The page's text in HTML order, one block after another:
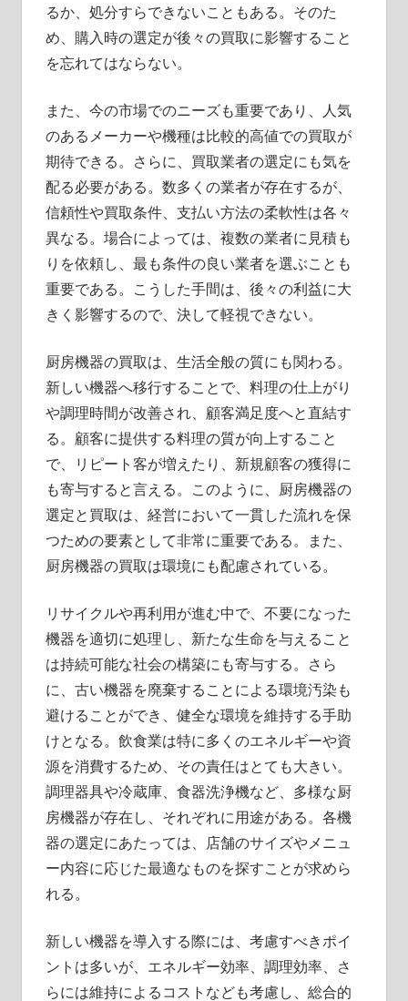
るか、処分すらできないこともある。そのた
め、購入時の選定が後々の買取に影響すること
を忘れてはならない。
また、今の市場でのニーズも重要であり、人気
のあるメーカーや機種は比較的高値での買取が
期待できる。さらに、買取業者の選定にも気を
配る必要がある。数多くの業者が存在するが、
信頼性や買取条件、支払い方法の柔軟性は各々
異なる。場合によっては、複数の業者に見積も
りを依頼し、最も条件の良い業者を選ぶことも
重要である。こうした手間は、後々の利益に大
きく影響するので、決して軽視できない。
厨房機器の買取は、生活全般の質にも関わる。
新しい機器へ移行することで、料理の仕上がり
や調理時間が改善され、顧客満足度へと直結す
る。顧客に提供する料理の質が向上すること
で、リピート客が増えたり、新規顧客の獲得に
も寄与すると言える。このように、厨房機器の
選定と買取は、経営において一貫した流れを保
つための要素として非常に重要である。また、
厨房機器の買取は環境にも配慮されている。
リサイクルや再利用が進む中で、不要になった
機器を適切に処理し、新たな生命を与えること
は持続可能な社会の構築にも寄与する。さら
に、古い機器を廃棄することによる環境汚染も
避けることができ、健全な環境を維持する手助
けとなる。飲食業は特に多くのエネルギーや資
源を消費するため、その責任はとても大きい。
調理器具や冷蔵庫、食器洗浄機など、多様な厨
房機器が存在し、それぞれに用途がある。各機
器の選定にあたっては、店舗のサイズやメニュ
ー内容に応じた最適なものを探すことが求めら
れる。
新しい機器を導入する際には、考慮すべきポイ
ントは多いが、エネルギー効率、調理効率、さ
らには維持によるコストなども考慮し、総合的